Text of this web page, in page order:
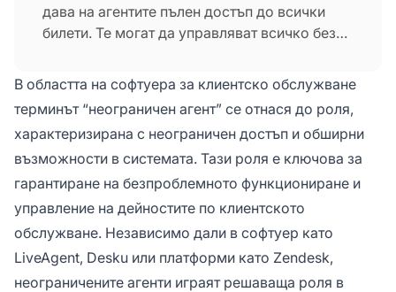
дава на агентите пълен достъп до всички
билети. Те могат да управляват всичко без
ограничени до определена група или
организация. В LiveAgent се нарича
администратор. Администраторът може да
управлява всичко и също така да
конфигурира системата.
В областта на софтуера за клиентско обслужване
терминът “неограничен агент” се отнася до роля,
характеризирана с неограничен достъп и обширни
възможности в системата. Тази роля е ключова за
гарантиране на безпроблемното функциониране и
управление на дейностите по клиентското
обслужване. Независимо дали в софтуер като
LiveAgent, Desku или платформи като Zendesk,
неограничените агенти играят решаваща роля в